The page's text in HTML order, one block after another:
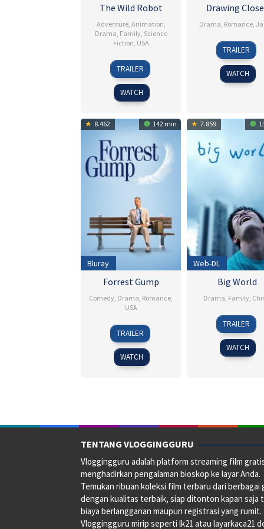
The Wild Robot
Adventure, Animation,
Drama, Family, Science
Fiction, USA
12
Sep
2024
Chris
Sanders
TRAILER
WATCH
Drawing
Drama, Romance,
26
Jun
2024
Takahiro
Miki
TRAILER
WATCH
8.462 142 min
Bluray
Forrest Gump
Comedy, Drama, Romance,
USA
23
Jun
1994
Robert
Zemeckis
TRAILER
WATCH
7.859
Web-DL
Big World
Drama, Family,
27
Dec
2024
Yang
Lina
TRAILER
WATCH
TENTANG VLOGGINGGURU
Vloggingguru adalah platform streaming film
menghadirkan pengalaman bioskop ke layar Anda.
Temukan ribuan koleksi film terbaru dari berbagai
dengan kualitas terbaik, siap ditonton kapan saja
biaya berlangganan maupun registrasi yang rumit.
Vloggingguru mirip seperti lk21 atau layarkaca21